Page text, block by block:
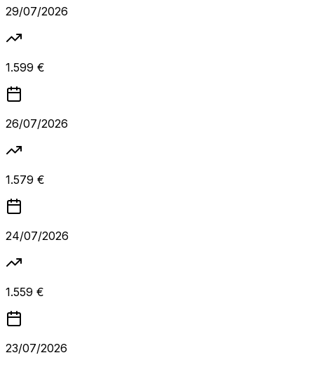
29/07/2026
1.599 €
26/07/2026
1.579 €
24/07/2026
1.559 €
23/07/2026